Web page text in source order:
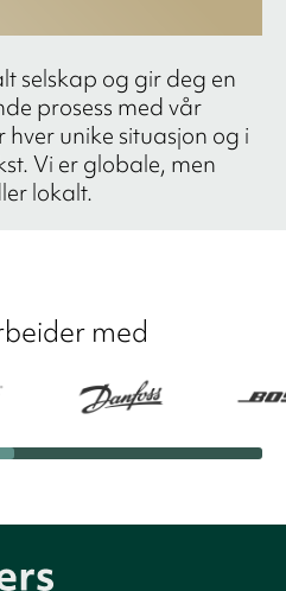
selskap og gir deg en
prosess med vår
unike situasjon og i
Vi er globale, men
lokalt.
med